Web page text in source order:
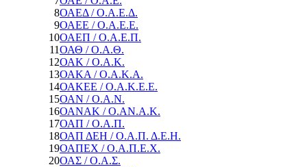
8ΟΑΕΔ / Ο.Α.Ε.Δ.
9ΟΑΕΕ / Ο.Α.Ε.Ε.
10ΟΑΕΠ / Ο.Α.Ε.Π.
11ΟΑΘ / Ο.Α.Θ.
12ΟΑΚ / Ο.Α.Κ.
13ΟΑΚΑ / Ο.Α.Κ.Α.
14ΟΑΚΕΕ / Ο.Α.Κ.Ε.Ε.
15ΟΑΝ / Ο.Α.Ν.
16ΟΑΝΑΚ / Ο.ΑΝ.Α.Κ.
17ΟΑΠ / Ο.Α.Π.
18ΟΑΠ ΔΕΗ / Ο.Α.Π. Δ.Ε.Η.
19ΟΑΠΕΧ / Ο.Α.Π.Ε.Χ.
20ΟΑΣ / Ο.Α.Σ.